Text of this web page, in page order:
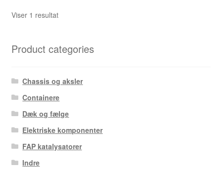
Viser 1 resultat
Product categories
Chassis og aksler
Containere
Dæk og fælge
Elektriske komponenter
FAP katalysatorer
Indre